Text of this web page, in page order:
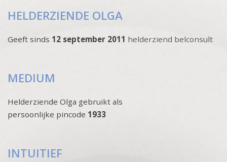
HELDERZIENDE OLGA
Geeft sinds 12 september 2011 helderziend belconsult
MEDIUM
Helderziende Olga gebruikt als
persoonlijke pincode 1933
INTUITIEF